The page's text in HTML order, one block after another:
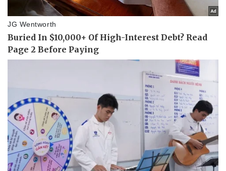
Thể thao
Thế giới thể thao
eSports
Hậu trường
Ô tô - Xe máy
Xe máy